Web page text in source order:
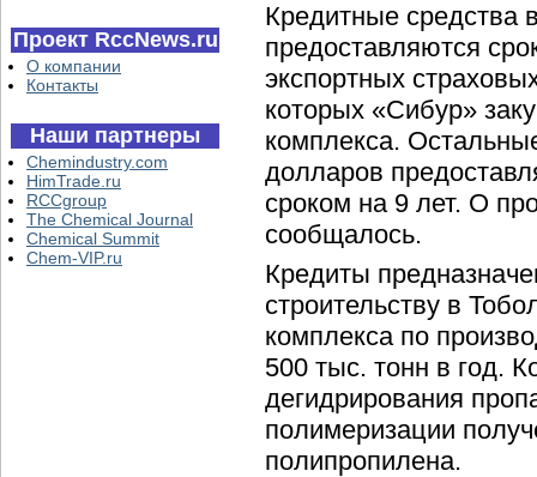
Проект RccNews.ru
О компании
Контакты
Наши партнеры
Chemindustry.com
HimTrade.ru
RCCgroup
The Chemical Journal
Chemical Summit
Chem-VIP.ru
Кредитные средства
предоставляются
экспортных
которых «Сибур»
комплекса.
долларов
сроком на 9 лет. О
сообщалось.
Кредиты
строительству в
комплекса по
500 тыс. тонн в год.
дегидрирования
полимеризации
полипропилена.